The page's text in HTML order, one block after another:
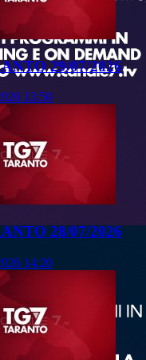
29/07/2026
13:50
28/07/2026
14:20